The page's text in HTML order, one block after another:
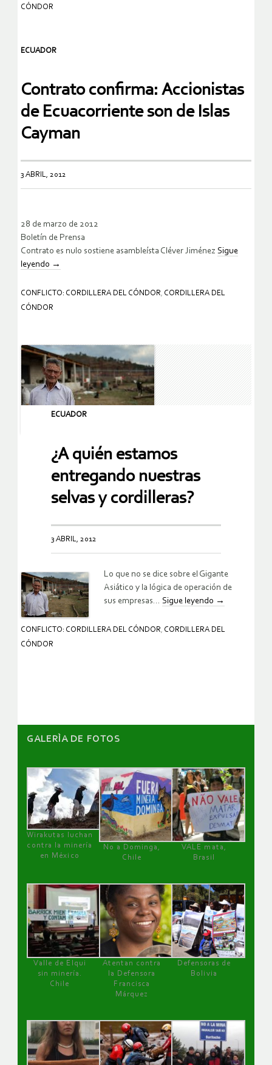
CÓNDOR
ECUADOR
Contrato confirma: Accionistas
de Ecuacorriente son de Islas
Cayman
3 ABRIL, 2012
28 de marzo de 2012
Boletín de Prensa
Contrato es nulo sostiene asambleísta Cléver Jiménez Sigue
leyendo →
CONFLICTO: CORDILLERA DEL CÓNDOR, CORDILLERA DEL
CÓNDOR
ECUADOR
¿A quién estamos
entregando nuestras
selvas y cordilleras?
3 ABRIL, 2012
Lo que no se dice sobre el Gigante
Asiático y la lógica de operación de
sus empresas… Sigue leyendo →
CONFLICTO: CORDILLERA DEL CÓNDOR CORDILLERA DEL
CÓNDOR
GALERÌA DE FOTOS
Wirakutas luchan
contra la minería
en México
No a Dominga,
Chile
VALE mata,
Brasil
Valle de Elqui
sin minería.
Chile
Atentan contra
la Defensora
Francisca
Márquez
Defensoras de
Bolivia